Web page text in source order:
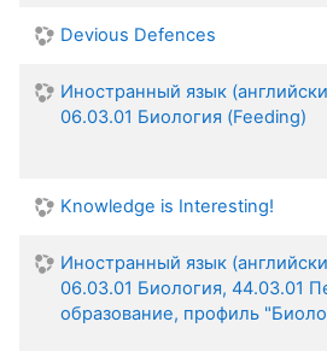
Devious Defences
Иностранный язык
06.03.01 Биология (Feeding)
Knowledge is Interesting!
Иностранный язык
06.03.01 Биология, 44.03.01
образование, профиль